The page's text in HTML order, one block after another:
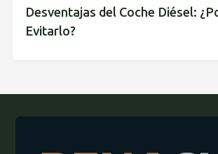
Desventajas del Coche Diésel:
Evitarlo?